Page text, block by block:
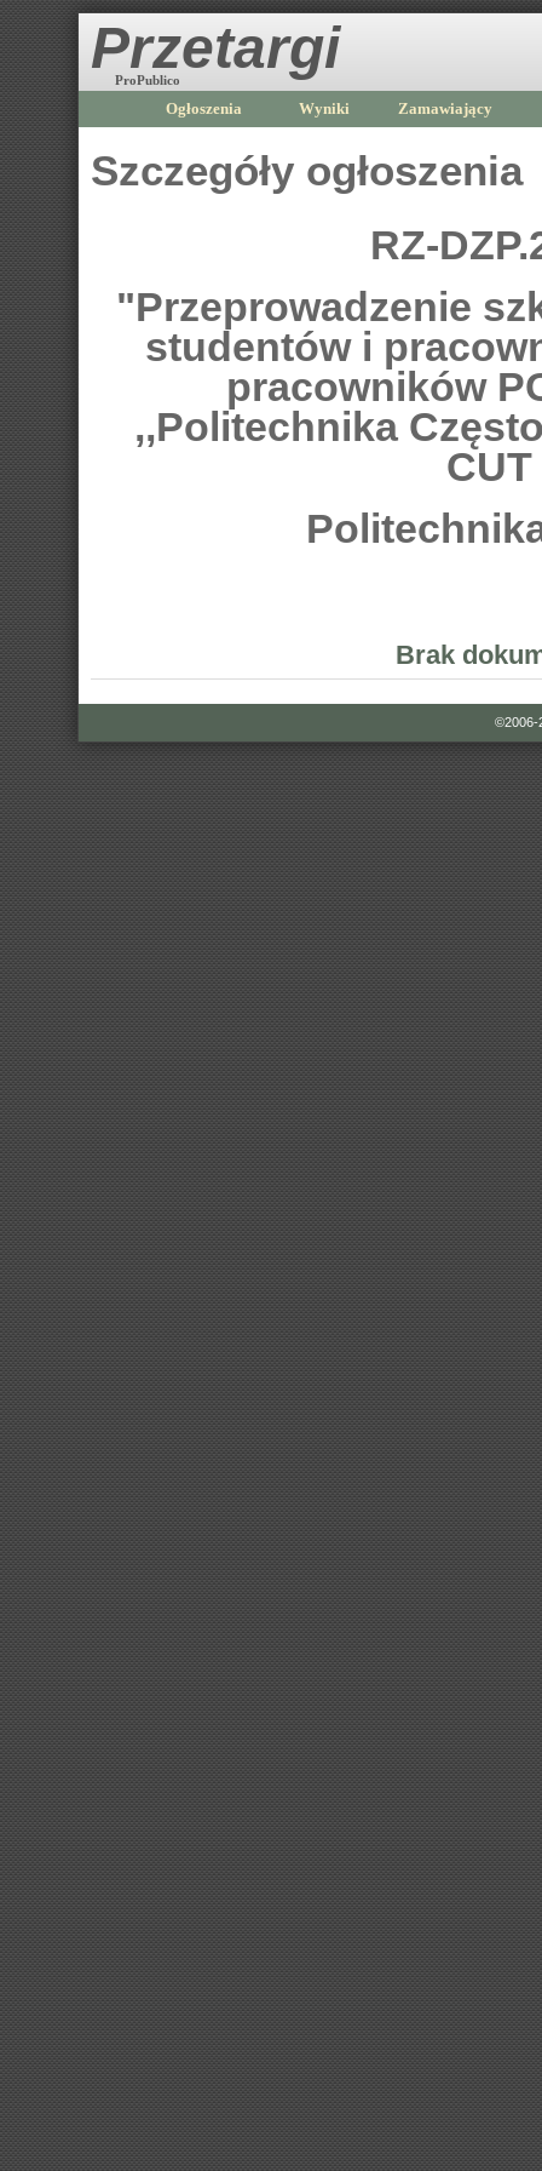
Przetargi
ProPublico
Ogłoszenia Wyniki Zamawiający
Szczegóły ogłoszenia
RZ-
"Przeprowadzenie
studentów i
pracowników
,,Politechnika
Brak
©2006-